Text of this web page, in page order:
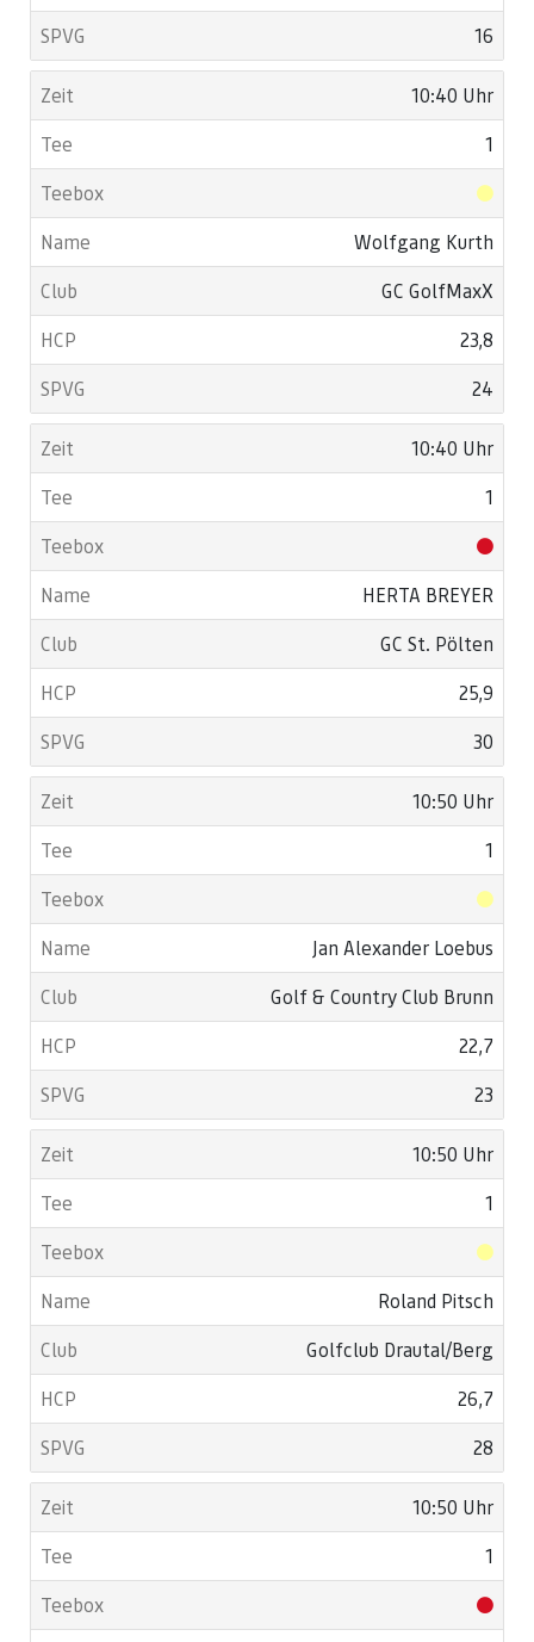
16
10:40 Uhr
1
Wolfgang Kurth
GC GolfMaxX
23,8
24
10:40 Uhr
1
HERTA BREYER
GC St. Pölten
25,9
30
10:50 Uhr
1
Jan Alexander Loebus
Golf & Country Club Brunn
22,7
23
10:50 Uhr
1
Roland Pitsch
Golfclub Drautal/Berg
26,7
28
10:50 Uhr
1